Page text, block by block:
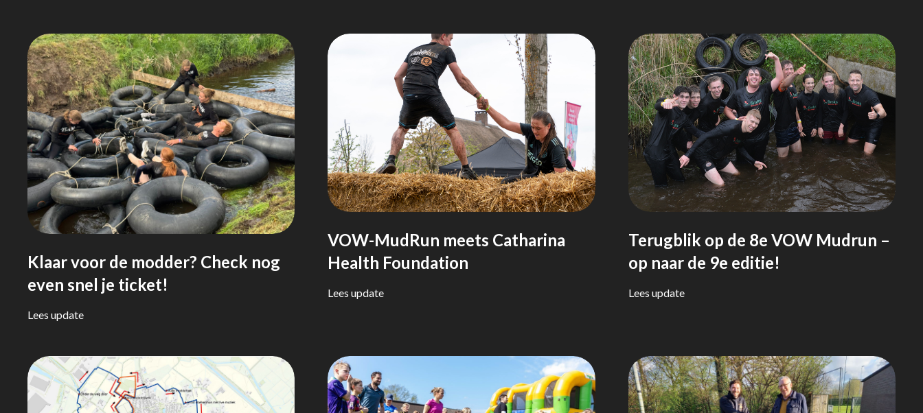
Klaar voor de modder? Check nog
even snel je ticket!
Lees update
VOW-MudRun meets Catharina
Health Foundation
Lees update
Terugblik op de 8e VOW Mudrun –
op naar de 9e editie!
Lees update